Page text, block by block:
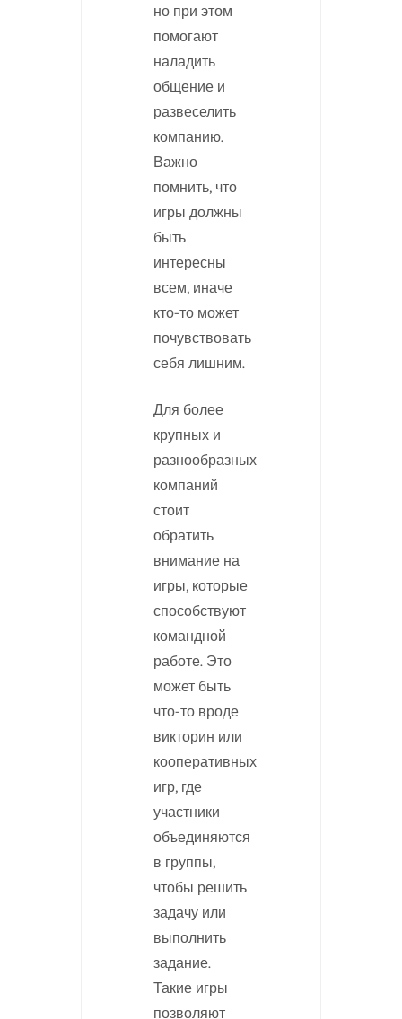
но при этом
помогают
наладить
общение и
развеселить
компанию.
Важно
помнить, что
игры должны
быть
интересны
всем, иначе
кто-то может
почувствовать
себя лишним.
Для более
крупных и
разнообразных
компаний
стоит
обратить
внимание на
игры, которые
способствуют
командной
работе. Это
может быть
что-то вроде
викторин или
кооперативных
игр, где
участники
объединяются
в группы,
чтобы решить
задачу или
выполнить
задание.
Такие игры
позволяют